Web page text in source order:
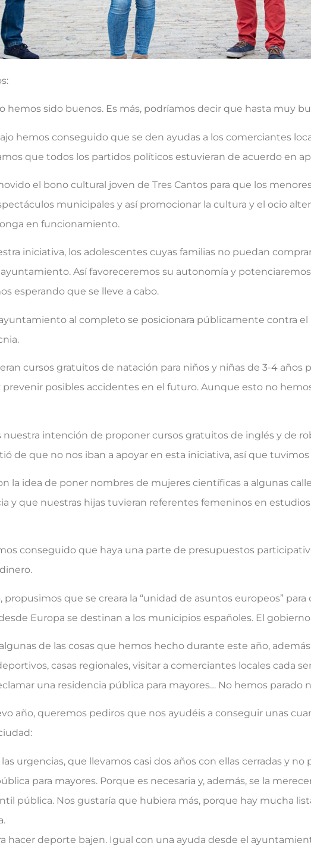
hemos sido buenos. Es más, podríamos decir que hasta muy
hemos conseguido que se den ayudas a los comerciantes
que todos los partidos políticos estuvieran de acuerdo en
el bono cultural joven de Tres Cantos para que los
municipales y así promocionar la cultura y el ocio
en funcionamiento.
iniciativa, los adolescentes cuyas familias no puedan
Así favoreceremos su autonomía y
esperando que se lleve a cabo.
al completo se posicionara públicamente contra
cursos gratuitos de natación para niños y niñas de 3-4 años
prevenir posibles accidentes en el futuro. Aunque esto no
intención de proponer cursos gratuitos de inglés y de
de que no nos iban a apoyar en esta iniciativa, así que
la idea de poner nombres de mujeres científicas a algunas
y que nuestras hijas tuvieran referentes femeninos en
conseguido que haya una parte de presupuestos
propusimos que se creara la “unidad de asuntos europeos”
Europa se destinan a los municipios españoles. El
de las cosas que hemos hecho durante este año,
casas regionales, visitar a comerciantes locales cada
una residencia pública para mayores… No hemos parado
año, queremos pediros que nos ayudéis a conseguir unas
urgencias, que llevamos casi dos años con ellas cerradas y no
para mayores. Porque es necesaria y, además, se la
pública. Nos gustaría que hubiera más, porque hay mucha
hacer deporte bajen. Igual con una ayuda desde el